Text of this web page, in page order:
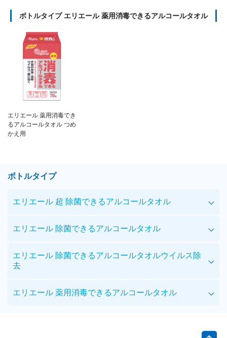
ボトルタイプ エリエール 薬用消毒できるアルコールタオル
エリエール 薬用消毒でき
るアルコールタオル つめ
かえ用
ボトルタイプ
エリエール 超 除菌できるアルコールタオル
エリエール 除菌できるアルコールタオル
エリエール 除菌できるアルコールタオルウイルス除
去
エリエール 薬用消毒できるアルコールタオル